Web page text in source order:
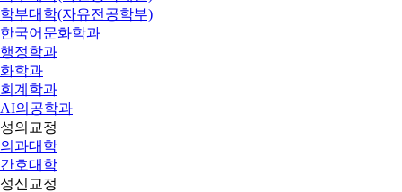
학부대학(자유전공학부)
한국어문화학과
행정학과
화학과
회계학과
AI의공학과
성의교정
의과대학
간호대학
성신교정